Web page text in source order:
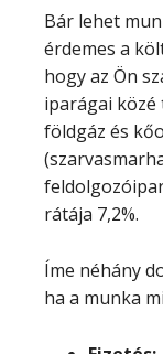
Bár lehet
érdemes a
hogy az Ön
iparágai
földgáz és
rátája 7,2%.
Íme néhány
ha a munka